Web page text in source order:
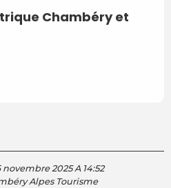
Chambéry et
2025 A 14:52
Alpes Tourisme